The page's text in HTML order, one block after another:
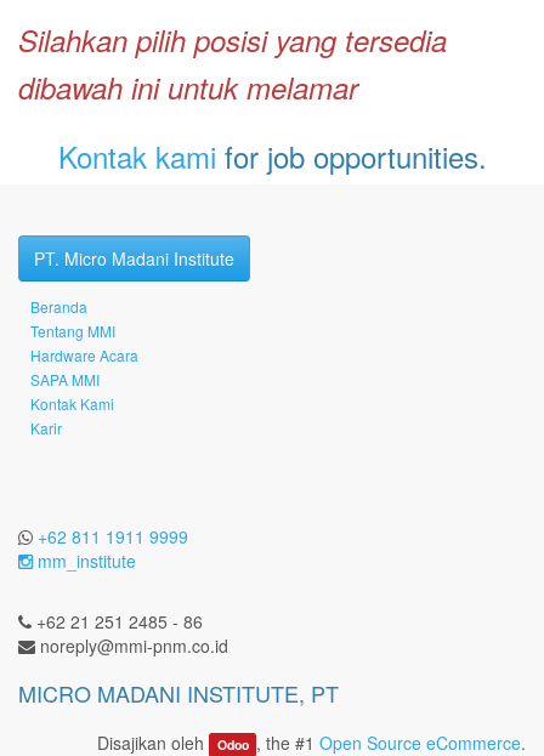
Silahkan pilih posisi yang tersedia
dibawah ini untuk melamar
Kontak kami for job opportunities.
PT. Micro Madani Institute
Beranda
Tentang MMI
Hardware Acara
SAPA MMI
Kontak Kami
Karir
+62 811 1911 9999
mm_institute
+62 21 251 2485 - 86
noreply@mmi-pnm.co.id
MICRO MADANI INSTITUTE, PT
Disajikan oleh Odoo , the #1 Open Source eCommerce.